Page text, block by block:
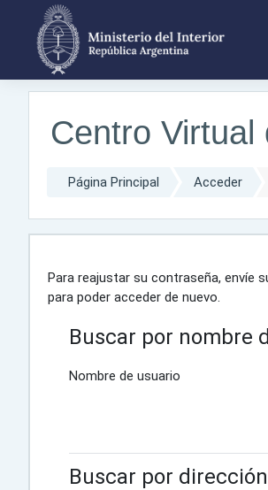
Salta al contenido principal
Centro
Página Principal Acceder
Para reajustar su contraseña, envíe
para poder acceder de nuevo.
Buscar por nombre
Nombre de usuario
Buscar por